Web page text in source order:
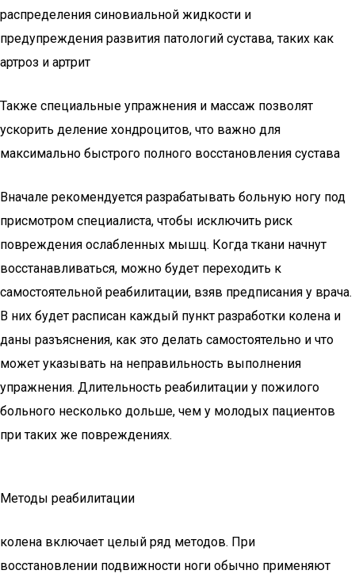
распределения синовиальной жидкости и
предупреждения развития патологий сустава, таких как
артроз и артрит
Также специальные упражнения и массаж позволят
ускорить деление хондроцитов, что важно для
максимально быстрого полного восстановления сустава
Вначале рекомендуется разрабатывать больную ногу под
присмотром специалиста, чтобы исключить риск
повреждения ослабленных мышц. Когда ткани начнут
восстанавливаться, можно будет переходить к
самостоятельной реабилитации, взяв предписания у врача.
В них будет расписан каждый пункт разработки колена и
даны разъяснения, как это делать самостоятельно и что
может указывать на неправильность выполнения
упражнения. Длительность реабилитации у пожилого
больного несколько дольше, чем у молодых пациентов
при таких же повреждениях.
Методы реабилитации
колена включает целый ряд методов. При
восстановлении подвижности ноги обычно применяют